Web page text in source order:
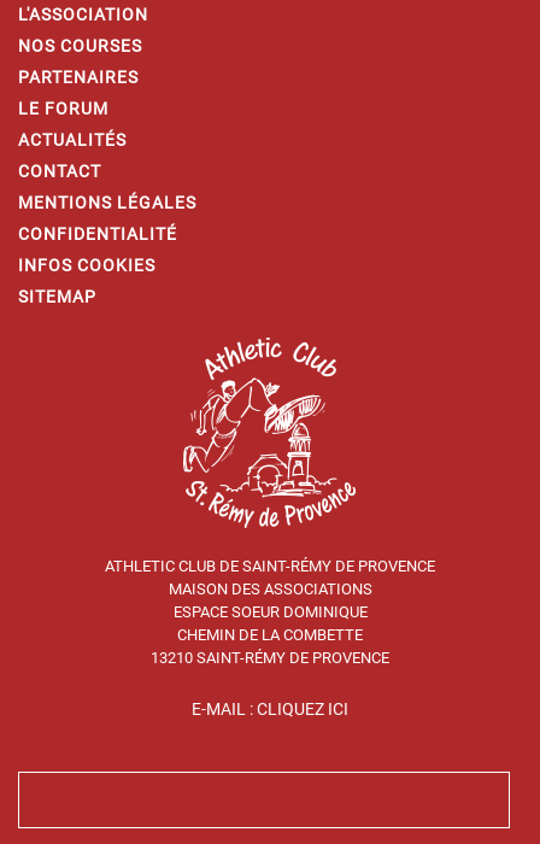
L'ASSOCIATION
NOS COURSES
PARTENAIRES
LE FORUM
ACTUALITÉS
CONTACT
MENTIONS LÉGALES
CONFIDENTIALITÉ
INFOS COOKIES
SITEMAP
ATHLETIC CLUB DE SAINT-RÉMY DE PROVENCE
MAISON DES ASSOCIATIONS
ESPACE SOEUR DOMINIQUE
CHEMIN DE LA COMBETTE
13210 SAINT-RÉMY DE PROVENCE
E-MAIL : CLIQUEZ ICI